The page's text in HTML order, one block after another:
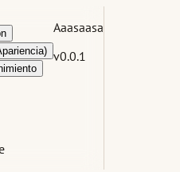
Aaasaasa
v0.0.1